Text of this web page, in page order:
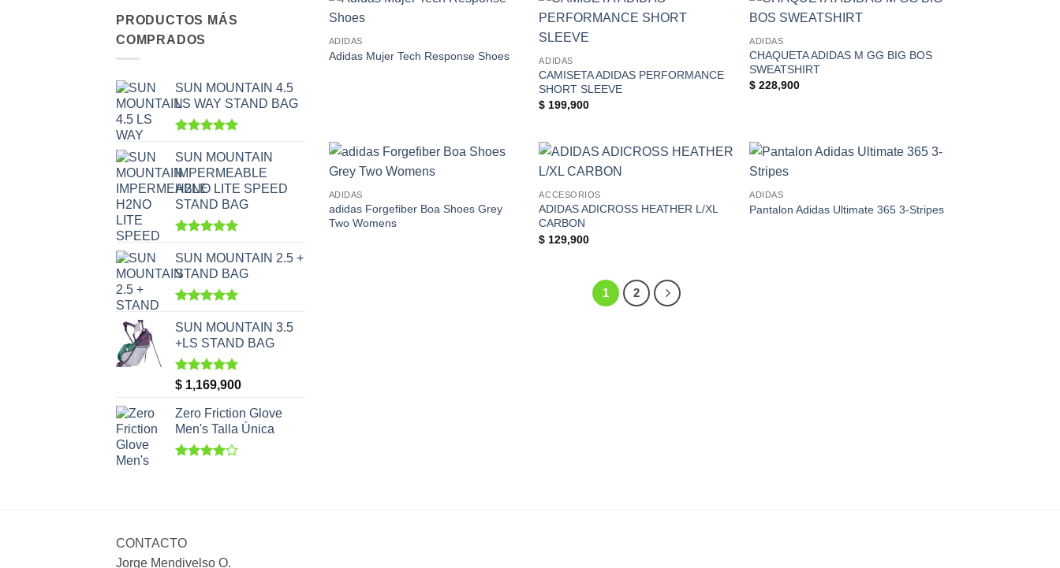
PRODUCTOS MÁS
COMPRADOS
SUN MOUNTAIN 4.5
LS WAY STAND BAG
con5.00
de 5
SUN MOUNTAIN
IMPERMEABLE
H2NO LITE SPEED
STAND BAG
con5.00
de 5
SUN MOUNTAIN 2.5 +
STAND BAG
con5.00
de 5
SUN MOUNTAIN 3.5
+LS STAND BAG
Valorado
de 5
$ 1,169,900
Zero Friction Glove
Men's Talla Única
ADIDAS
Adidas Mujer Tech Response Shoes
ADIDAS
CAMISETA ADIDAS PERFORMANCE
SHORT SLEEVE
$ 199,900
ADIDAS
CHAQUETA ADIDAS M GG BIG BOS
SWEATSHIRT
$ 228,900
ADIDAS
adidas Forgefiber Boa Shoes Grey
Two Womens
ACCESORIOS
ADIDAS ADICROSS HEATHER L/XL
CARBON
$ 129,900
ADIDAS
Pantalon Adidas Ultimate 365 3-Stripes
1 2
CONTACTO
Jorge Mendivelso O.